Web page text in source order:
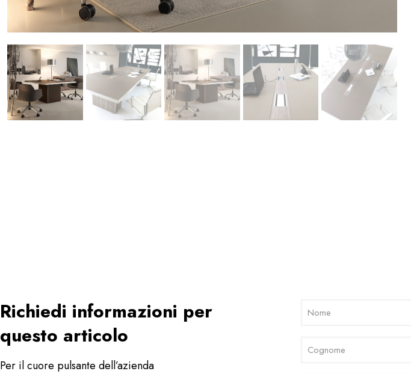
Richiedi informazioni per
questo articolo
Per il cuore pulsante dell’azienda